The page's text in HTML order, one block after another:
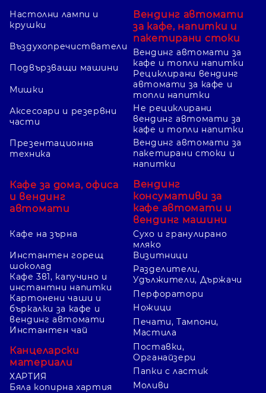
Настолни лампи и
крушки
Въздухопречистватели
Подвързващи машини
Мишки
Аксесоари и резервни
части
Презентационна
техника
Кафе за дома, офиса
и вендинг
автомати
Кафе на зърна
Вендинг автомати
за кафе, напитки и
пакетирани стоки
Вендинг автомати за
кафе и топли напитки
Рециклирани вендинг
автомати за кафе и
топли напитки
Не рециклирани
вендинг автомати за
кафе и топли напитки
Вендинг автомати за
пакетирани стоки и
напитки
Вендинг
консумативи за
кафе автомати и
вендинг машини
Сухо и гранулирано
мляко
Инстантен горещ
шоколад
Кафе 3в1, капучино и
инстантни напитки
Картонени чаши и
бъркалки за кафе и
вендинг автомати
Инстантен чай
Канцеларски
материали
ХАРТИЯ
Бяла копирна хартия
Визитници
Разделители,
Удължители, Държачи
Перфоратори
Ножици
Печати, Тампони,
Мастила
Поставки,
Органайзери
Папки с ластик
Моливи